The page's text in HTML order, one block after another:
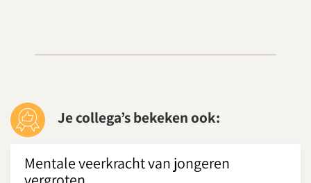
Je collega’s bekeken ook:
Mentale veerkracht van jongeren